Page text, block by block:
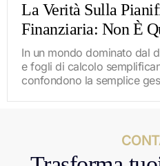
La Verità Sulla
Finanziaria: Non È
In un mondo dominato dal
e fogli di calcolo
confondono la semplice